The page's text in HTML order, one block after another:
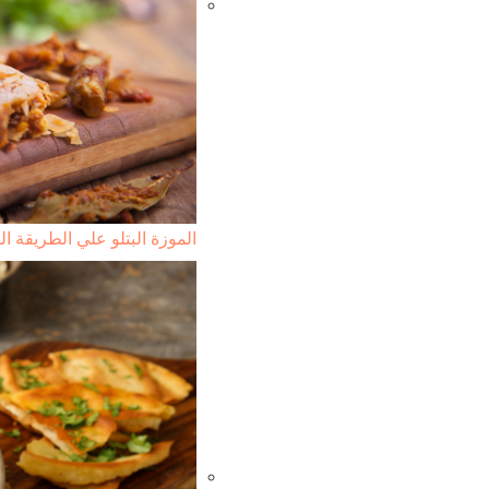
الموزة البتلو علي الطريقة